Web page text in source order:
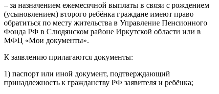
– за назначением ежемесячной выплаты в связи с рождением
(усыновлением) второго ребёнка граждане имеют право
обратиться по месту жительства в Управление Пенсионного
Фонда РФ в Слюдянском районе Иркутской области или в
МФЦ «Мои документы».
К заявлению прилагаются документы:
1) паспорт или иной документ, подтверждающий
принадлежность к гражданству РФ заявителя и ребёнка;